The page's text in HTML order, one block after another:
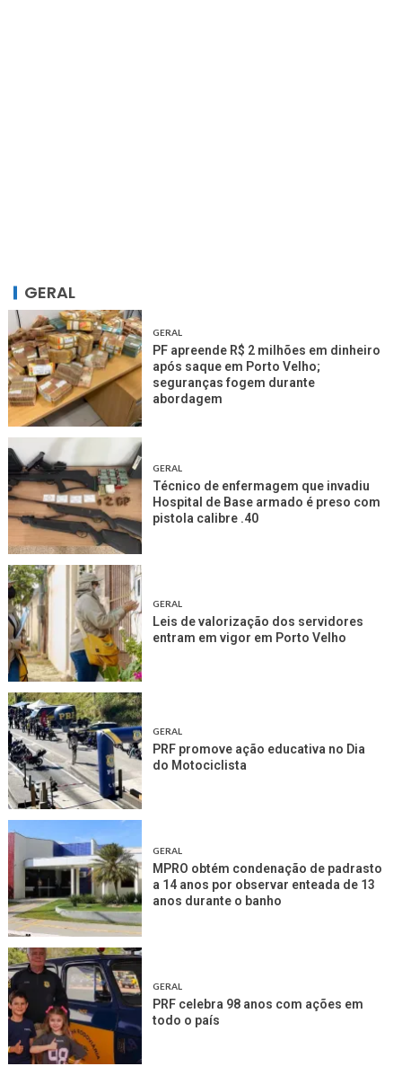
GERAL
GERAL
PF apreende R$ 2 milhões em dinheiro
após saque em Porto Velho;
seguranças fogem durante
abordagem
GERAL
Técnico de enfermagem que invadiu
Hospital de Base armado é preso com
pistola calibre .40
GERAL
Leis de valorização dos servidores
entram em vigor em Porto Velho
GERAL
PRF promove ação educativa no Dia
do Motociclista
GERAL
MPRO obtém condenação de padrasto
a 14 anos por observar enteada de 13
anos durante o banho
GERAL
PRF celebra 98 anos com ações em
todo o país